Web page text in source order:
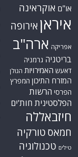
או"ם אוקראינה
איראן אירופה
אפריקה ארה"ב
בריטניה גרמניה
דאעש האמירויות הגולן
המזרח התיכון המפרץ
הפרסי הרשות
הפלסטינית חות'ים
חיזבאללה
חמאס טורקיה
טילים טכנולוגיה